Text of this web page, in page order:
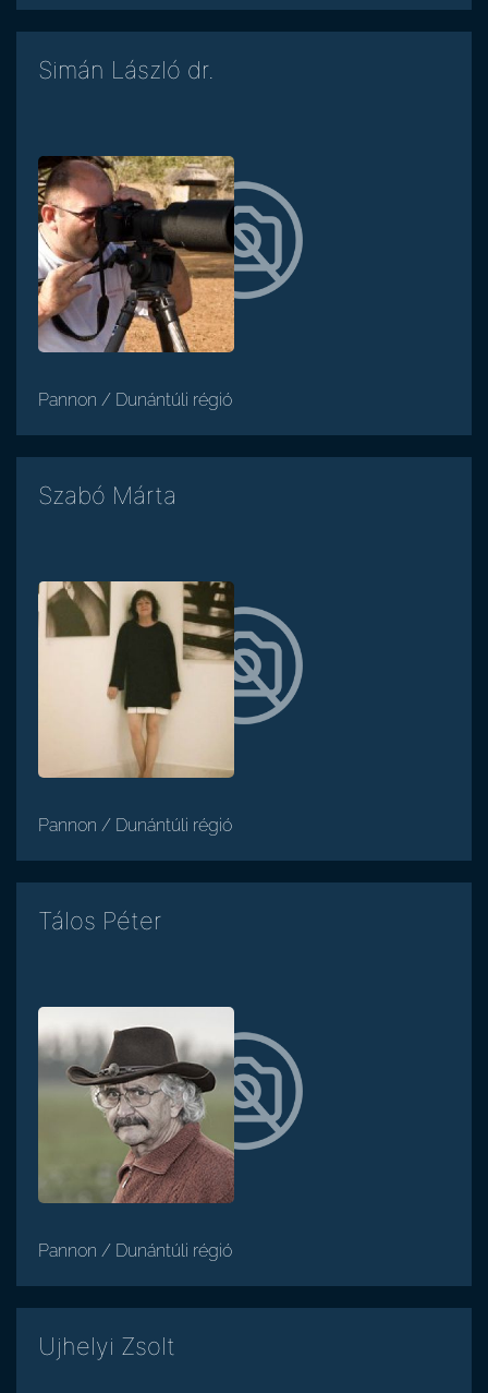
Simán László dr.
Pannon / Dunántúli régió
Szabó Márta
Pannon / Dunántúli régió
Tálos Péter
Pannon / Dunántúli régió
Ujhelyi Zsolt